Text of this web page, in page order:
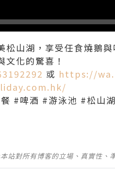
山湖，享受任食燒鵝
化的驚喜！
或 https://
#啤酒 #游泳池 #松山
站對所有博客的立場、真實性、